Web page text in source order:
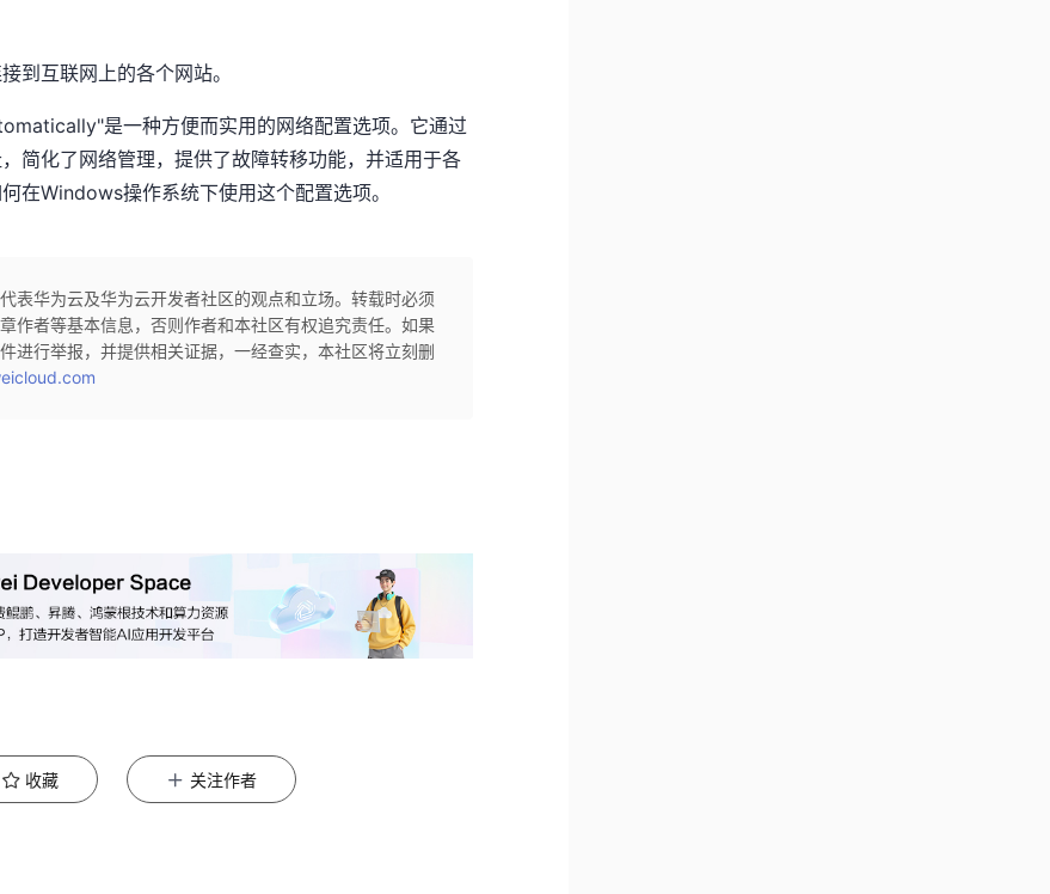
到互联网上的各个网站。
是一种方便而实用的网络配置选项。它通过
简化了网络管理，提供了故障转移功能，并适用于各
在Windows操作系统下使用这个配置选项。
表华为云及华为云开发者社区的观点和立场。转载时必须
作者等基本信息，否则作者和本社区有权追究责任。如果
进行举报，并提供相关证据，一经查实，本社区将立刻删
收藏 关注作者